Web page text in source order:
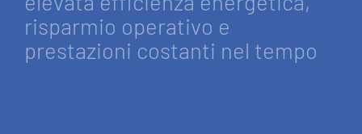
risparmio operativo e
prestazioni costanti nel tempo